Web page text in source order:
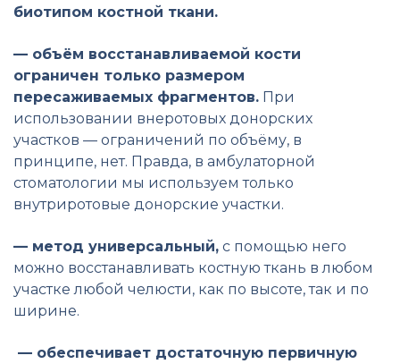
биотипом костной ткани.
— объём восстанавливаемой кости
ограничен только размером
пересаживаемых фрагментов. При
использовании внеротовых донорских
участков — ограничений по объёму, в
принципе, нет. Правда, в амбулаторной
стоматологии мы используем только
внутриротовые донорские участки.
— метод универсальный, с помощью него
можно восстанавливать костную ткань в любом
участке любой челюсти, как по высоте, так и по
ширине.
— обеспечивает достаточную первичную